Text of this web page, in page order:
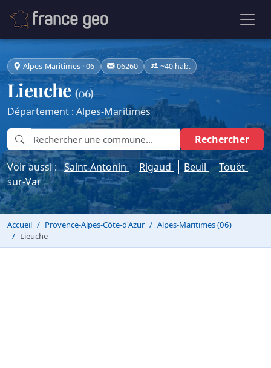
Alpes-Maritimes · 06 06260 ~40 hab.
Lieuche(06)
Département : Alpes-Maritimes
Rechercher
Voir aussi :Saint-Antonin Rigaud Beuil
Touët-
sur-Var
Accueil Provence-Alpes-Côte-d'Azur
Alpes-Maritimes (06)
Lieuche